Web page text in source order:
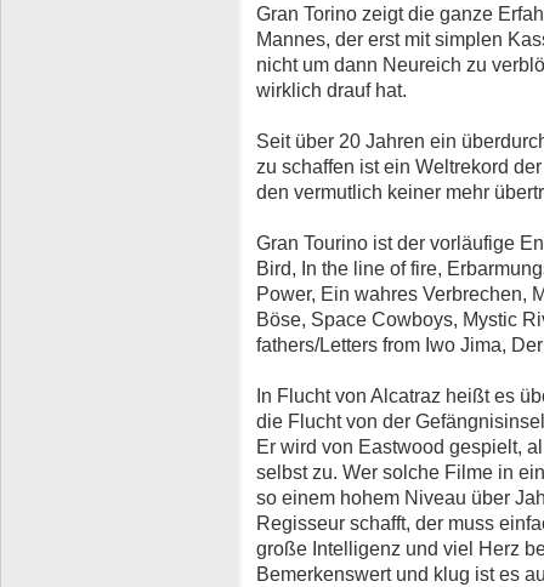
Gran Torino zeigt die ganze
Mannes, der erst mit simplen
nicht um dann Neureich zu
wirklich drauf hat.
Seit über 20 Jahren ein
zu schaffen ist ein Weltrekord
den vermutlich keiner mehr
Gran Tourino ist der vorläufige
Bird, In the line of fire,
Power, Ein wahres Verbrechen,
Böse, Space Cowboys, Mystic
fathers/Letters from Iwo Jima,
In Flucht von Alcatraz heißt es
die Flucht von der
Er wird von Eastwood gespielt,
selbst zu. Wer solche Filme in
so einem hohem Niveau über
Regisseur schafft, der muss
große Intelligenz und viel Herz
Bemerkenswert und klug ist es